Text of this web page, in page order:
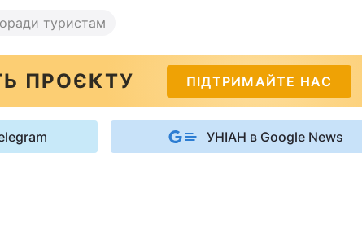
туристам
ПРОЄКТУ ПІДТРИМАЙТЕ НАС
УНІАН в Google News